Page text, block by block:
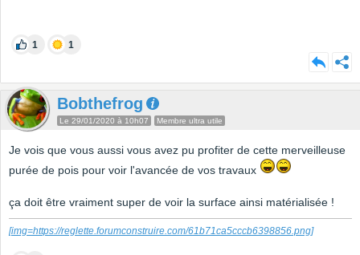
1 1
Bobthefrog
Le 29/01/2020 à 10h07 Membre ultra utile
Je vois que vous aussi vous avez pu profiter de cette merveilleuse
purée de pois pour voir l'avancée de vos travaux
ça doit être vraiment super de voir la surface ainsi matérialisée !
[img=https://reglette.forumconstruire.com/61b71ca5cccb6398856.png]